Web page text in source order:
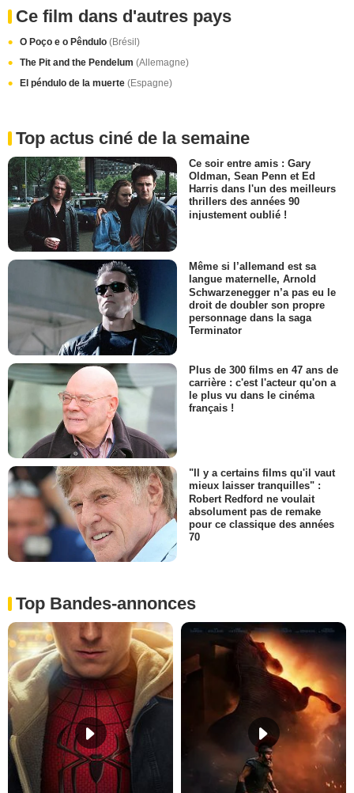
Ce film dans d'autres pays
O Poço e o Pêndulo (Brésil)
The Pit and the Pendelum (Allemagne)
El péndulo de la muerte (Espagne)
Top actus ciné de la semaine
Ce soir entre amis : Gary
Oldman, Sean Penn et Ed
Harris dans l'un des meilleurs
thrillers des années 90
injustement oublié !
Même si l’allemand est sa
langue maternelle, Arnold
Schwarzenegger n’a pas eu le
droit de doubler son propre
personnage dans la saga
Terminator
Plus de 300 films en 47 ans de
carrière : c'est l'acteur qu'on a
le plus vu dans le cinéma
français !
"Il y a certains films qu'il vaut
mieux laisser tranquilles" :
Robert Redford ne voulait
absolument pas de remake
pour ce classique des années
70
Top Bandes-annonces